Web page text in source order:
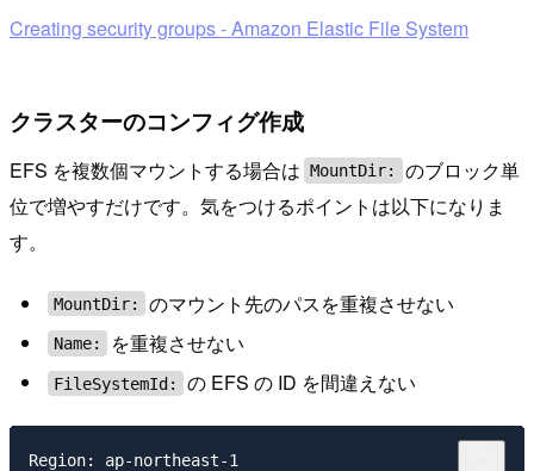
Creating security groups - Amazon Elastic File System
クラスターのコンフィグ作成
EFS を複数個マウントする場合は MountDir:
のブロック単
位で増やすだけです。気をつけるポイントは以下になりま
す。
MountDir: のマウント先のパスを重複させない
Name: を重複させない
FileSystemId: の EFS の ID を間違えない
Region: ap-northeast-1